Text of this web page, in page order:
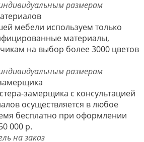
мебели используем только
материалы,
на выбор более 3000 цветов
замерщика с консультацией
осуществляется в любое
бесплатно при оформлении
000 р.